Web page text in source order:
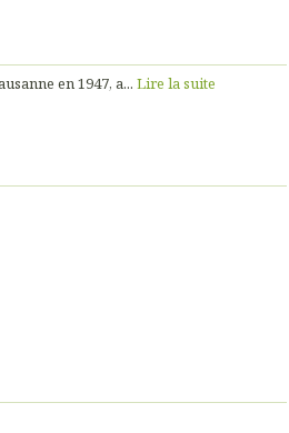
en 1947, a... Lire la suite